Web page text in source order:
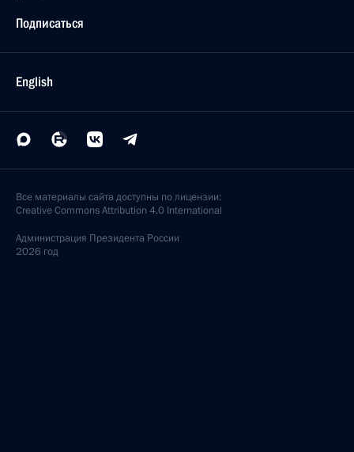
Подписаться
English
Все материалы сайта доступны по лицензии:
Creative Commons Attribution 4.0 International
Администрация Президента России
2026 год